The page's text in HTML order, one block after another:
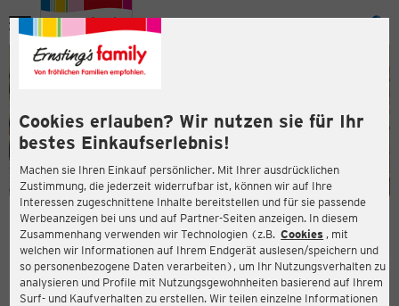
Cookies erlauben? Wir nutzen sie für Ihr
bestes Einkaufserlebnis!
Machen sie Ihren Einkauf persönlicher. Mit Ihrer ausdrücklichen
Zustimmung, die jederzeit widerrufbar ist, können wir auf Ihre
Interessen zugeschnittene Inhalte bereitstellen und für sie passende
Werbeanzeigen bei uns und auf Partner-Seiten anzeigen. In diesem
Zusammenhang verwenden wir Technologien (z.B. Cookies , mit
welchen wir Informationen auf Ihrem Endgerät auslesen/speichern und
so personenbezogene Daten verarbeiten), um Ihr Nutzungsverhalten zu
analysieren und Profile mit Nutzungsgewohnheiten basierend auf Ihrem
Surf- und Kaufverhalten zu erstellen. Wir teilen einzelne Informationen
Menü
ERNSTING'S FAMILY FILIALE
Johann-Gottfried-Boltze-Straße 1
06198 Salzatal